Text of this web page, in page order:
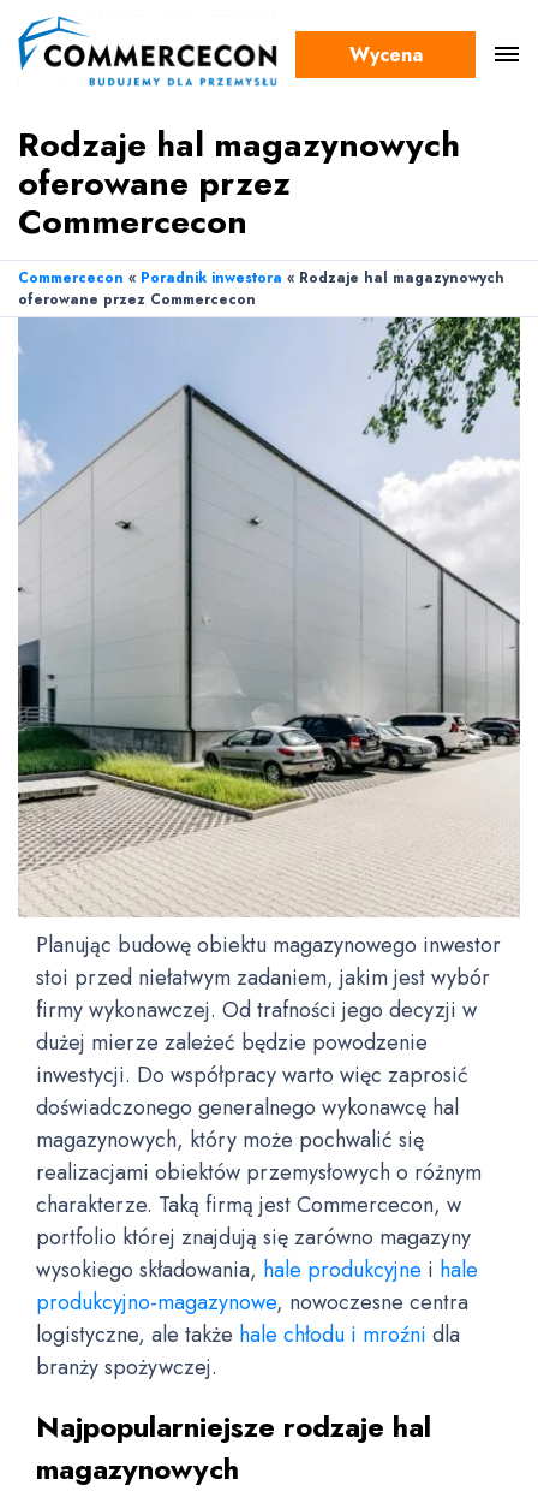
Wycena
Rodzaje hal magazynowych
oferowane przez
Commercecon
Commercecon « Poradnik inwestora « Rodzaje hal magazynowych
oferowane przez Commercecon
Planując budowę obiektu magazynowego inwestor
stoi przed niełatwym zadaniem, jakim jest wybór
firmy wykonawczej. Od trafności jego decyzji w
dużej mierze zależeć będzie powodzenie
inwestycji. Do współpracy warto więc zaprosić
doświadczonego generalnego wykonawcę hal
magazynowych, który może pochwalić się
realizacjami obiektów przemysłowych o różnym
charakterze. Taką firmą jest Commercecon, w
portfolio której znajdują się zarówno magazyny
wysokiego składowania, hale produkcyjne i hale
produkcyjno-magazynowe, nowoczesne centra
logistyczne, ale także hale chłodu i mroźni dla
branży spożywczej.
Najpopularniejsze rodzaje hal
magazynowych